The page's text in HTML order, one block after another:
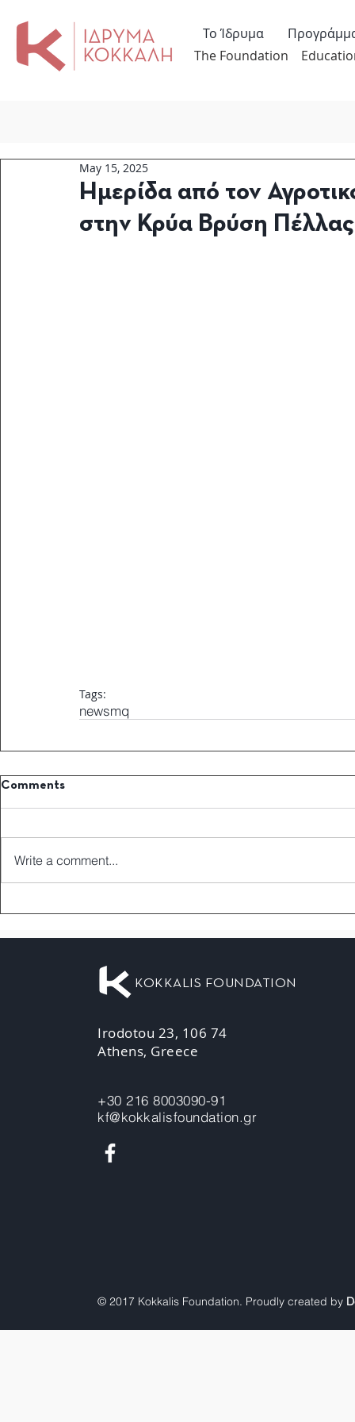
The Foundation
Το Ίδρυμα
Ημερίδα από τον
στην Κρύα Βρύση
May 15, 2025
Tags:
newsmq
Comments
Write a comment...
KOKKALIS FOUNDATION
Irodotou 23, 106 74
Athens, Greece
+30 216 8003090-91
kf@kokkalisfoundation.gr
© 2017 Kokkalis Foundation. Proudly created by